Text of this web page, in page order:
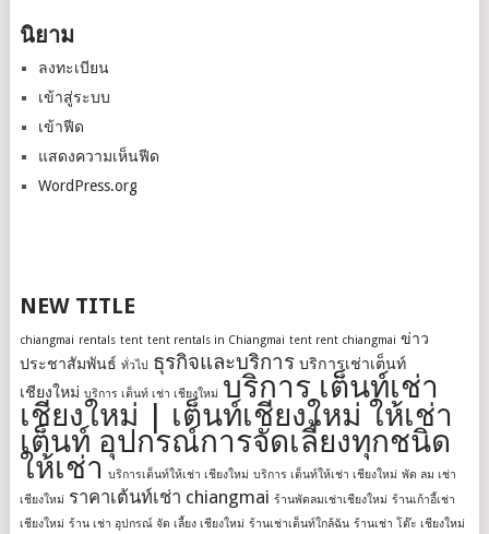
นิยาม
ลงทะเบียน
เข้าสู่ระบบ
เข้าฟีด
แสดงความเห็นฟีด
WordPress.org
NEW TITLE
chiangmai rentals tent tent rentals in Chiangmai tent rent chiangmai ข่าว
ประชาสัมพันธ์ ทั่วไป ธุรกิจและบริการ บริการเช่าเต็นท์
เชียงใหม่ บริการ เต็นท์ เช่า เชียงใหม่ บริการ เต็นท์เช่า
เชียงใหม่ | เต็นท์เชียงใหม่ ให้เช่า
เต็นท์ อุปกรณ์การจัดเลี้ยงทุกชนิด
ให้เช่า บริการเต็นท์ให้เช่า เชียงใหม่ บริการ เต็นท์ให้เช่า เชียงใหม่ พัด ลม เช่า
เชียงใหม่ ราคาเต้นท์เช่า chiangmai ร้านพัดลมเช่าเชียงใหม่ ร้านเก้าอี้เช่า
เชียงใหม่ ร้าน เช่า อุปกรณ์ จัด เลี้ยง เชียงใหม่ ร้านเช่าเต็นท์ใกล้ฉัน ร้านเช่า โต๊ะ เชียงใหม่